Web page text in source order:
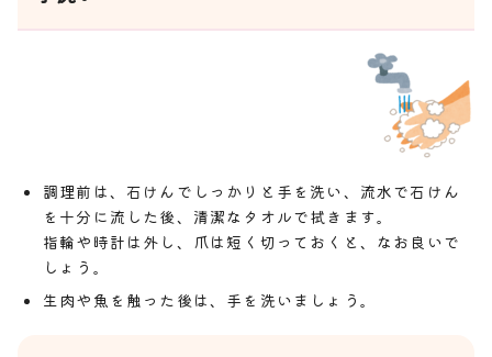
調理前は、石けんでしっかりと手を洗い、流水で石けん
を十分に流した後、清潔なタオルで拭きます。
指輪や時計は外し、爪は短く切っておくと、なお良いで
しょう。
生肉や魚を触った後は、手を洗いましょう。